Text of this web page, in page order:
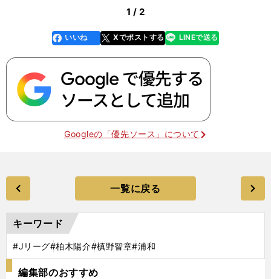
1 / 2
faceboo
k
いいね Xでポストする
line LINEで送る
Googleの「優先ソース」について
一覧に戻る
キーワード
#Jリーグ#柏木陽介#槙野智章#浦和
編集部のおすすめ